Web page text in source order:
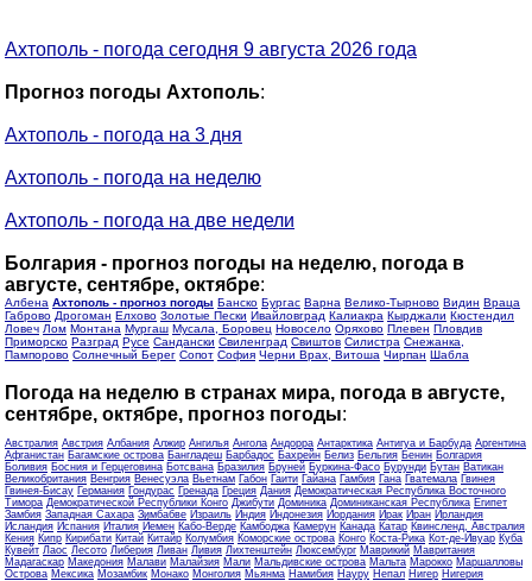
Ахтополь - погода сегодня 9 августа 2026 года
Прогноз погоды Ахтополь:
Ахтополь - погода на 3 дня
Ахтополь - погода на неделю
Ахтополь - погода на две недели
Болгария - прогноз погоды на неделю, погода в
августе, сентябре, октябре:
Албена Ахтополь - прогноз погоды Банско Бургас Варна Велико-Тырново Видин Враца
Габрово Дрогоман Елхово Золотые Пески Ивайловград Калиакра Кырджали Кюстендил
Ловеч Лом Монтана Мургаш Мусала, Боровец Новосело Оряхово Плевен Пловдив
Приморско Разград Русе Сандански Свиленград Свиштов Силистра Снежанка,
Пампорово Солнечный Берег Сопот София Черни Врах, Витоша Чирпан Шабла
Погода на неделю в странах мира, погода в августе,
сентябре, октябре, прогноз погоды:
Австралия Австрия Албания Алжир Ангилья Ангола Андорра Антарктика Антигуа и Барбуда Аргентина
Афганистан Багамские острова Бангладеш Барбадос Бахрейн Белиз Бельгия Бенин Болгария
Боливия Босния и Герцеговина Ботсвана Бразилия Бруней Буркина-Фасо Бурунди Бутан Ватикан
Великобритания Венгрия Венесуэла Вьетнам Габон Гаити Гайана Гамбия Гана Гватемала Гвинея
Гвинея-Бисау Германия Гондурас Гренада Греция Дания Демократическая Республика Восточного
Тимора Демократической Республики Конго Джибути Доминика Доминиканская Республика Египет
Замбия Западная Сахара Зимбабве Израиль Индия Индонезия Иордания Ирак Иран Ирландия
Исландия Испания Италия Йемен Кабо-Верде Камбоджа Камерун Канада Катар Квинсленд, Австралия
Кения Кипр Кирибати Китай Китайр Колумбия Коморские острова Конго Коста-Рика Кот-де-Ивуар Куба
Кувейт Лаос Лесото Либерия Ливан Ливия Лихтенштейн Люксембург Маврикий Мавритания
Мадагаскар Македония Малави Малайзия Мали Мальдивские острова Мальта Марокко Маршалловы
Острова Мексика Мозамбик Монако Монголия Мьянма Намибия Науру Непал Нигер Нигерия